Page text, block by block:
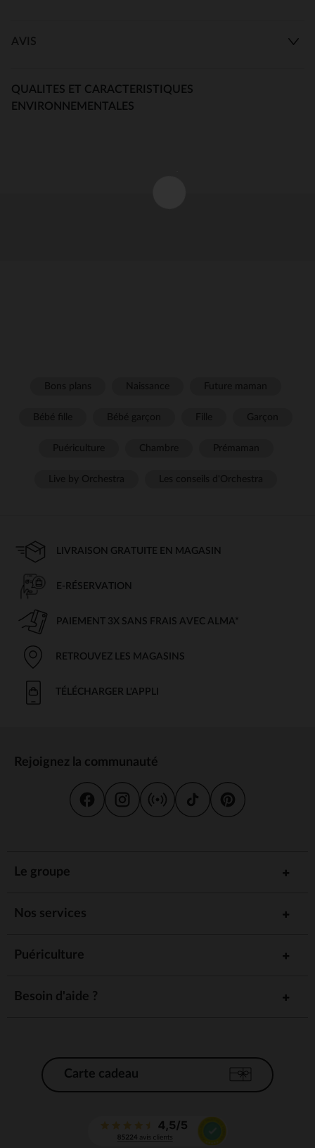
AVIS
QUALITES ET CARACTERISTIQUES
ENVIRONNEMENTALES
LIVRAISON GRATUITE EN MAGASIN
E-RÉSERVATION
PAIEMENT 3X SANS FRAIS AVEC ALMA*
RETROUVEZ LES MAGASINS
TÉLÉCHARGER L'APPLI
Rejoignez la communauté
Le groupe
Nos services
Puériculture
Besoin d'aide ?
Carte cadeau